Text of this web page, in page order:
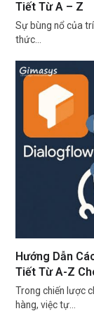
Tiết Từ A – Z
Sự bùng nổ của
thức…
Hướng Dẫn
Tiết Từ A-Z
Trong chiến lược
hàng, việc tự…